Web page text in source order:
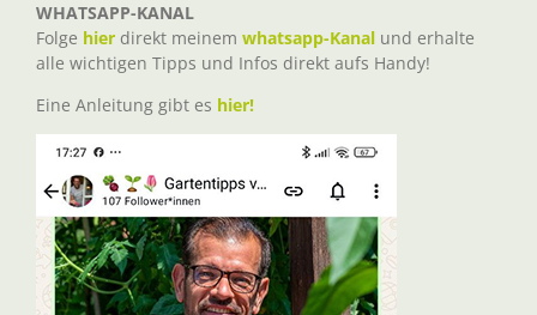
WHATSAPP-KANAL
Folge hier direkt meinem whatsapp-Kanal und erhalte
alle wichtigen Tipps und Infos direkt aufs Handy!
Eine Anleitung gibt es hier!